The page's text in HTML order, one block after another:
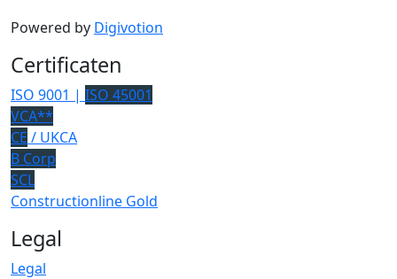
Powered by Digivotion
Certificaten
ISO 9001 | ISO 45001
VCA**
CE / UKCA
B Corp
SCL
Constructionline Gold
Legal
Legal